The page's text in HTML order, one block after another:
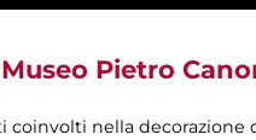
Museo Pietro
coinvolti nella decorazione